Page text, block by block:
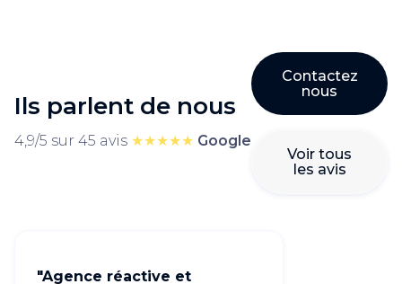
Ils parlent de nous
4,9/5 sur 45 avis ★★★★★ Google
Contactez
nous
Voir tous
les avis
"Agence réactive et